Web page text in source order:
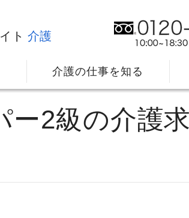
ト 介護
介護の仕事を知る
ー2級の介護